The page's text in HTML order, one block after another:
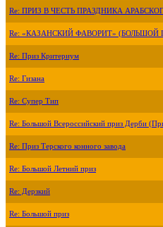
Re: ПРИЗ В ЧЕСТЬ ПРАЗДНИКА
Re: «КАЗАНСКИЙ ФАВОРИТ» (БОЛЬШОЙ
Re: Приз Критериум
Re: Гизана
Re: Супер Тип
Re: Большой Всероссийский приз Дерби
Re: Приз Терского конного завода
Re: Большой Летний приз
Re: Дерзкий
Re: Большой приз